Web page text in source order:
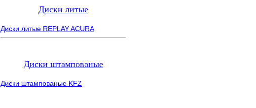
Диски литые
Диски литые REPLAY ACURA
Диски штампованые
Диски штампованые KFZ